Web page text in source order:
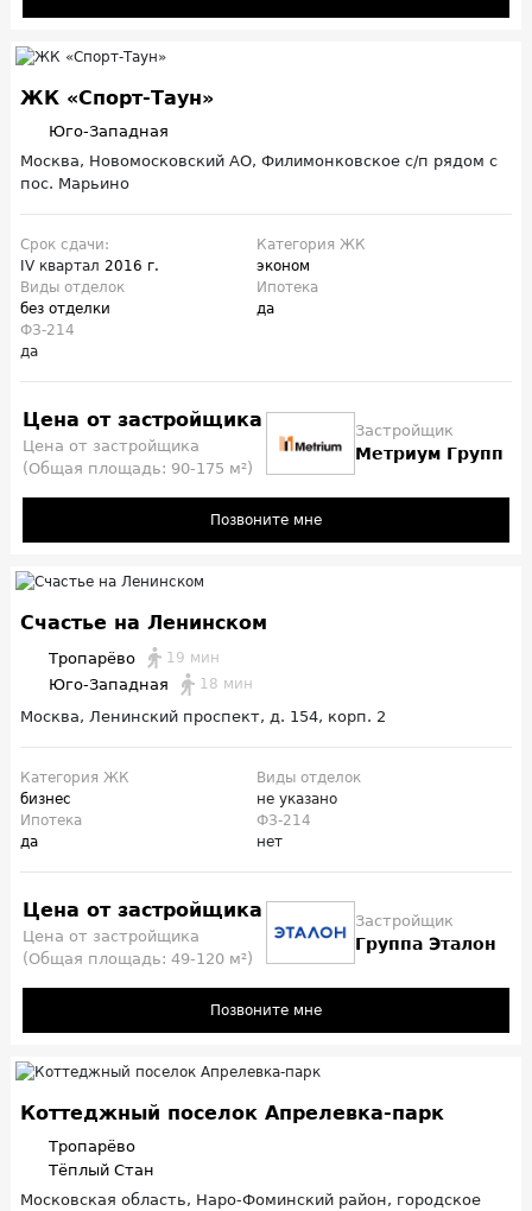
ЖК «Спорт-Таун»
Юго-Западная
Москва, Новомосковский АО, Филимонковское с/п рядом с
пос. Марьино
Срок сдачи:
IV квартал 2016 г.
Категория ЖК
эконом
Виды отделок
без отделки
Ипотека
да
ФЗ-214
да
Цена от застройщика
Цена от застройщика
(Общая площадь: 90-175 м²)
Застройщик
Метриум Групп
Позвоните мне
Счастье на Ленинском
Тропарёво 19 мин
Юго-Западная 18 мин
Москва, Ленинский проспект, д. 154, корп. 2
Категория ЖК
бизнес
Виды отделок
не указано
Ипотека
да
ФЗ-214
нет
Цена от застройщика
Цена от застройщика
(Общая площадь: 49-120 м²)
Застройщик
Группа Эталон
Позвоните мне
Коттеджный поселок Апрелевка-парк
Тропарёво
Тёплый Стан
Московская область, Наро-Фоминский район, городское